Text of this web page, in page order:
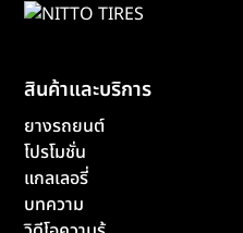
สินค้าและบริการ
ยางรถยนต์
โปรโมชั่น
แกลเลอรี่
บทความ